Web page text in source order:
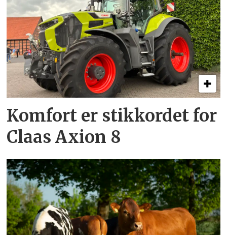
Komfort er stikkordet for
Claas Axion 8